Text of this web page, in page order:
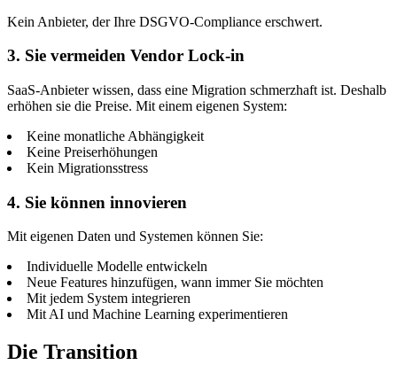
Kein Anbieter, der Ihre DSGVO-Compliance erschwert.
3. Sie vermeiden Vendor Lock-in
SaaS-Anbieter wissen, dass eine Migration schmerzhaft ist. Deshalb
erhöhen sie die Preise. Mit einem eigenen System:
Keine monatliche Abhängigkeit
Keine Preiserhöhungen
Kein Migrationsstress
4. Sie können innovieren
Mit eigenen Daten und Systemen können Sie:
Individuelle Modelle entwickeln
Neue Features hinzufügen, wann immer Sie möchten
Mit jedem System integrieren
Mit AI und Machine Learning experimentieren
Die Transition